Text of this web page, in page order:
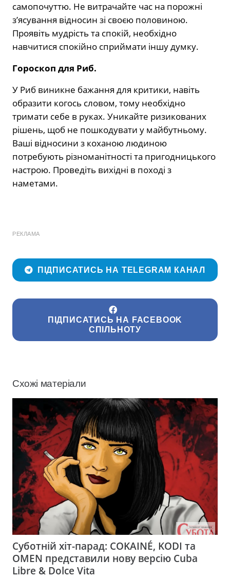
самопочуттю. Не витрачайте час на порожні
з’ясування відносин зі своєю половиною.
Проявіть мудрість та спокій, необхідно
навчитися спокійно сприймати іншу думку.
Гороскоп для Риб.
У Риб виникне бажання для критики, навіть
образити когось словом, тому необхідно
тримати себе в руках. Уникайте ризикованих
рішень, щоб не пошкодувати у майбутньому.
Ваші відносини з коханою людиною
потребують різноманітності та пригодницького
настрою. Проведіть вихідні в поході з
наметами.
РЕКЛАМА
ПІДПИСАТИСЬ НА TELEGRAM КАНАЛ
ПІДПИСАТИСЬ НА FACEBOOK
СПІЛЬНОТУ
Схожі матеріали
Суботній хіт-парад: COKAINÉ, KODI та
OMEN представили нову версію Cuba
Libre & Dolce Vita